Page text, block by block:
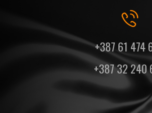
+387 61 474
+387 32 240